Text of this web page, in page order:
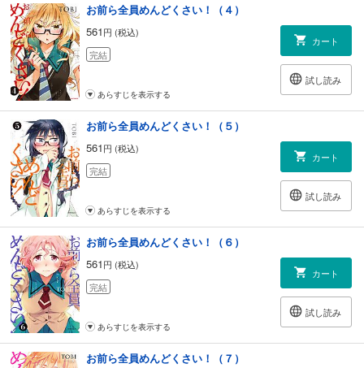
お前ら全員めんどくさい！（４）
561円 (税込)
完結
カート
試し読み
あらすじを表示する
お前ら全員めんどくさい！（５）
561円 (税込)
完結
カート
試し読み
あらすじを表示する
お前ら全員めんどくさい！（６）
561円 (税込)
完結
カート
試し読み
あらすじを表示する
お前ら全員めんどくさい！（７）